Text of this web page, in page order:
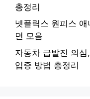
총정리
넷플릭스 원피스 애
면 모음
자동차 급발진 의
입증 방법 총정리